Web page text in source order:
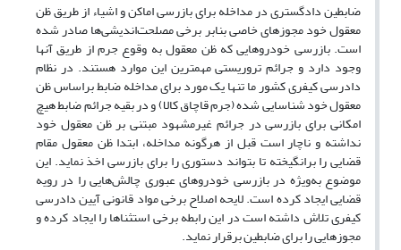
ضابطین دادگستری در مداخله برای بازرسی اماکن و اشیاء از طریق ظن
معقول خود مجوزهای خاصی بنابر برخی مصلحت‌اندیشی‌ها صادر شده
است. بازرسی خودروهایی که ظن معقول به وقوع جرم از طریق آنها
وجود دارد و جرائم تروریستی مهمترین این موارد هستند. در نظام
دادرسی کیفری کشور ما تنها یک مورد برای مداخله ضابط براساس ظن
معقول خود شناسایی شده (جرم قاچاق کالا) و در بقیه جرائم ضابط هیچ
امکانی برای بازرسی در جرائم غیرمشهود مبتنی بر ظن معقول خود
نداشته و ناچار است قبل از هرگونه مداخله، ابتدا ظن معقول مقام
قضایی را برانگیخته تا بتواند دستوری را برای بازرسی اخذ نماید. این
موضوع به‌ویژه در بازرسی خودروهای عبوری چالش‌هایی را در رویه
قضایی ایجاد کرده است. لایحه اصلاح برخی مواد قانونی آیین دادرسی
کیفری تلاش داشته است در این رابطه برخی استثناها را ایجاد کرده و
مجوزهایی را برای ضابطین برقرار نماید.